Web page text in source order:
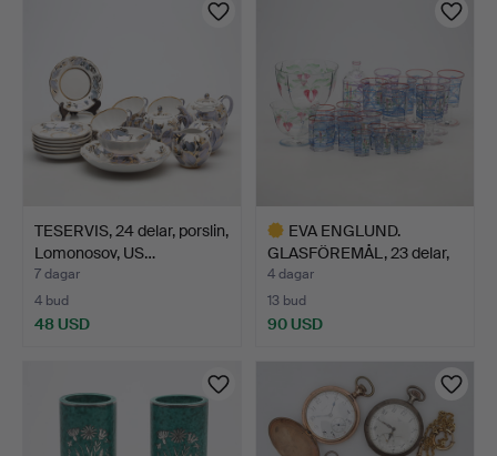
TESERVIS, 24 delar, porslin,
Lomonosov, US…
7 dagar
4 bud
48 USD
EVA ENGLUND.
GLASFÖREMÅL, 23 delar,
"Maja"…
4 dagar
13 bud
90 USD